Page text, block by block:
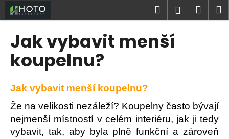
Přejít
obsah
Hledat
Jak vybavit menší
koupelnu?
Jak vybavit menší koupelnu?
Že na velikosti nezáleží? Koupelny často bývají
nejmenší místností v celém interiéru, jak ji tedy
vybavit, tak, aby byla plně funkční a zároveň
o
C
o
p
o
t
ř